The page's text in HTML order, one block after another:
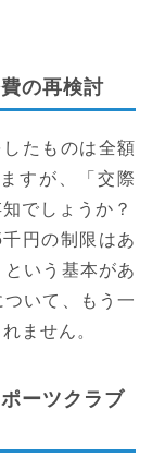
の再検討
たものは全額
すが、「交際
でしょうか？
円の制限はあ
いう基本があ
いて、もう一
ません。
ーツクラブ